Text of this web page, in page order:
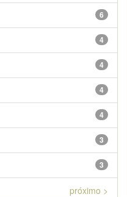
6
4
4
4
4
3
3
próximo >